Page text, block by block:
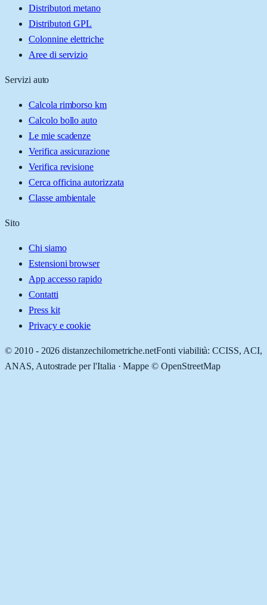
Distributori metano
Distributori GPL
Colonnine elettriche
Aree di servizio
Servizi auto
Calcola rimborso km
Calcolo bollo auto
Le mie scadenze
Verifica assicurazione
Verifica revisione
Cerca officina autorizzata
Classe ambientale
Sito
Chi siamo
Estensioni browser
App accesso rapido
Contatti
Press kit
Privacy e cookie
© 2010 - 2026 distanzechilometriche.netFonti viabilità: CCISS, ACI,
ANAS, Autostrade per l'Italia · Mappe © OpenStreetMap